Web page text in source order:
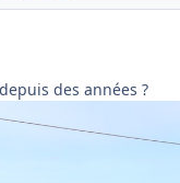
des années ?